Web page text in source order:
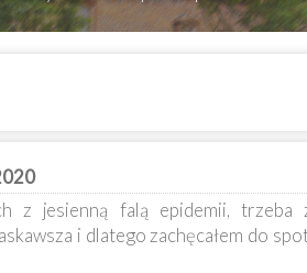
z jesienną falą epidemii, trzeba
i dlatego zachęcałem do